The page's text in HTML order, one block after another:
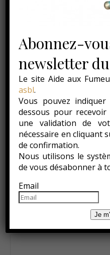
Service Prévention Tabac
LAISSER UN
Votre adresse e-mail ne
obligatoires sont indiqués
Nom*
Abonnez-
newsletter
Le site Aide aux
asbl.
Vous pouvez
dessous pour recevoir
une validation de
nécessaire en cliquant
de confirmation.
Nous utilisons le
de vous désabonner à
Email
Je